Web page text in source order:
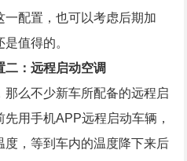
配置，也可以考虑后期加
值得的。
二：远程启动空调
么不少新车所配备的远程启
用手机APP远程启动车辆，
，等到车内的温度降下来后